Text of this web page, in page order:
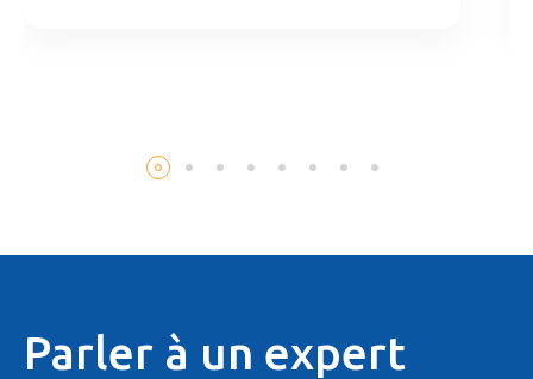
Parler à un expert